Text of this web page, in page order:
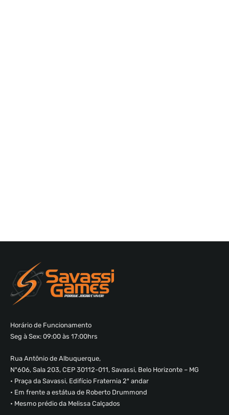
Horário de Funcionamento
Seg à Sex: 09:00 às 17:00hrs
Rua Antônio de Albuquerque,
Nº606, Sala 203, CEP 30112-011, Savassi, Belo Horizonte – MG
• Praça da Savassi, Edifício Fraternia 2º andar
• Em frente a estátua de Roberto Drummond
• Mesmo prédio da Melissa Calçados